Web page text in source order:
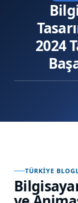
2024
TÜRKIYE